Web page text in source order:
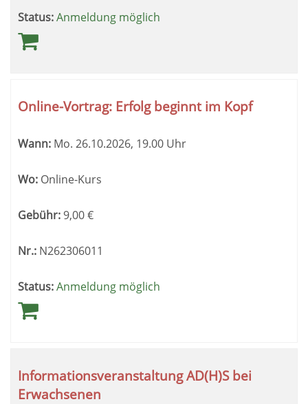
Status:Anmeldung möglich
Online-Vortrag: Erfolg beginnt im Kopf
Wann: Mo. 26.10.2026, 19.00 Uhr
Wo: Online-Kurs
Gebühr: 9,00€
Nr.: N262306011
Status:Anmeldung möglich
Informationsveranstaltung AD(H)S bei
Erwachsenen